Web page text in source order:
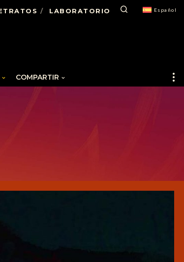
LABORATORIO Español
COMPARTIR